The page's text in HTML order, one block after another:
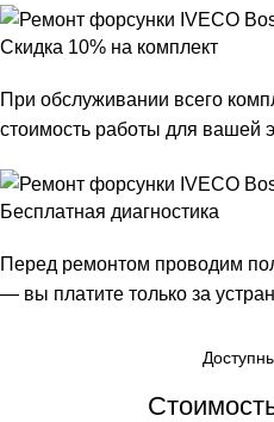
Скидка 10% на комплект
При обслуживании всего
стоимость работы для вашей
Бесплатная диагностика
Перед ремонтом проводим
— вы платите только за